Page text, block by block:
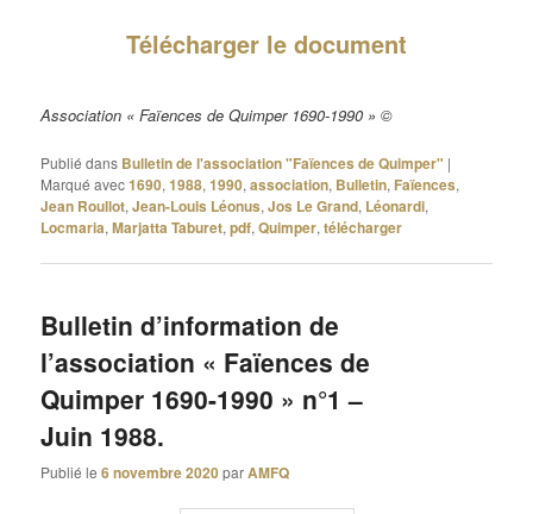
Télécharger le document
Association « Faïences de Quimper 1690-1990 » ©
Publié dans Bulletin de l'association "Faïences de Quimper" |
Marqué avec1690,1988,1990,association, Bulletin, Faïences,
Jean Roullot,Jean-Louis Léonus,Jos Le Grand, Léonardi,
Locmaria,Marjatta Taburet,pdf,Quimper,télécharger
Bulletin d’information de
l’association « Faïences de
Quimper 1690-1990 » n°1 –
Juin 1988.
Publié le6 novembre 2020parAMFQ